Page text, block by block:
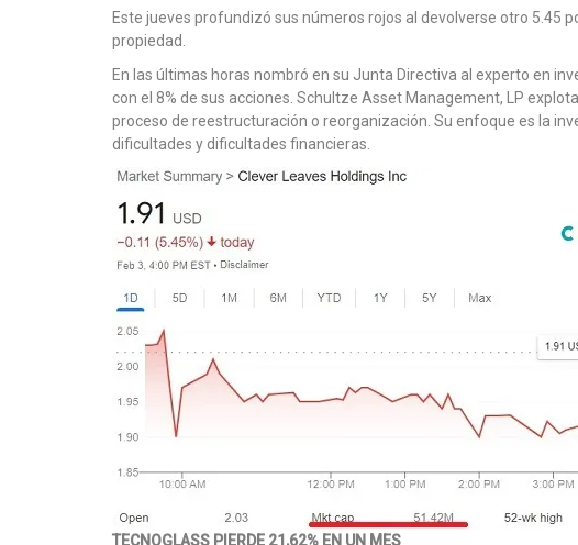
Este jueves profundizó sus números rojos al devolverse otro 5.45
propiedad.
En las últimas horas nombró en su Junta Directiva al experto en
con el 8% de sus acciones. Schultze Asset Management, LP
proceso de reestructuración o reorganización. Su enfoque es la
dificultades y dificultades financieras.
TECNOGLASS PIERDE 21,62% EN UN MES